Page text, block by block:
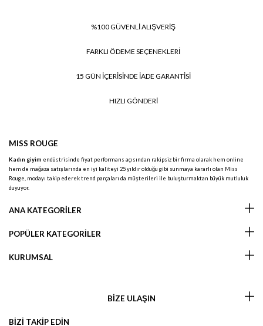
%100 GÜVENLİ ALIŞVERİŞ
FARKLI ÖDEME SEÇENEKLERİ
15 GÜN İÇERİSİNDE İADE GARANTİSİ
HIZLI GÖNDERİ
MISS ROUGE
Kadın giyim endüstrisinde fiyat performans açısından rakipsiz bir firma olarak hem online
hem de mağaza satışlarında en iyi kaliteyi 25 yıldır olduğu gibi sunmaya kararlı olan Miss
Rouge, modayı takip ederek trend parçaları da müşterileri ile buluşturmaktan büyük mutluluk
duyuyor.
ANA KATEGORİLER
POPÜLER KATEGORİLER
KURUMSAL
BİZE ULAŞIN
BİZİ TAKİP EDİN